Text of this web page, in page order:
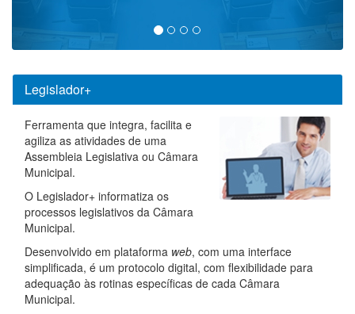
Legislador+
Ferramenta que integra, facilita e
agiliza as atividades de uma
Assembleia Legislativa ou Câmara
Municipal.
O Legislador+ informatiza os
processos legislativos da Câmara
Municipal.
Desenvolvido em plataforma web, com uma interface
simplificada, é um protocolo digital, com flexibilidade para
adequação às rotinas específicas de cada Câmara
Municipal.